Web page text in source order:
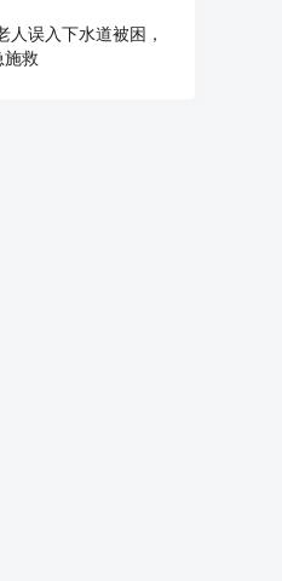
人误入下水道被困，
施救